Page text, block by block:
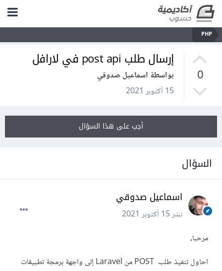
PHP
0
إرسال طلب post api في لارافل
بواسطة اسماعيل صدوقي
15 أكتوبر 2021
أجب على هذا السؤال
السؤال
اسماعيل صدوقي
نشر15 أكتوبر 2021
مرحبا,
احاول تنفيذ طلب POST من Laravel إلى واجهة برمجة تطبيقات